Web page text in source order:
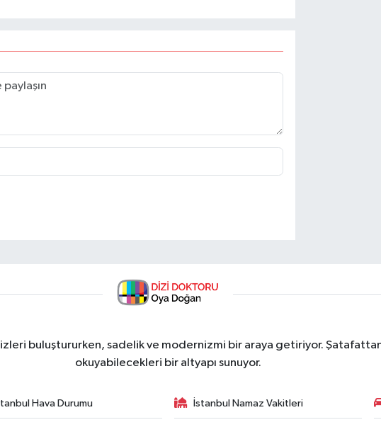
buluştururken, sadelik ve modernizmi bir araya getiriyor. Şatafattan
okuyabilecekleri bir altyapı sunuyor.
Hava Durumu İstanbul Namaz Vakitleri